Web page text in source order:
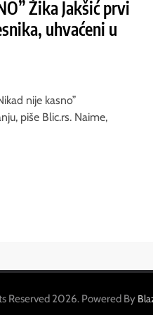
Žika Jakšić prvi
uhvaćeni u
nije kasno”
piše Blic.rs. Naime,
Reserved 2026. Powered By